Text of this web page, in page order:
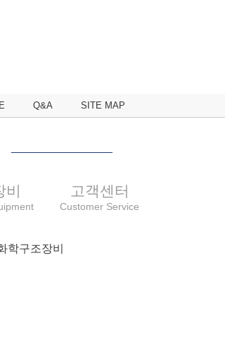
Q&A SITE MAP
학구조장비
고객센터
Customer Service